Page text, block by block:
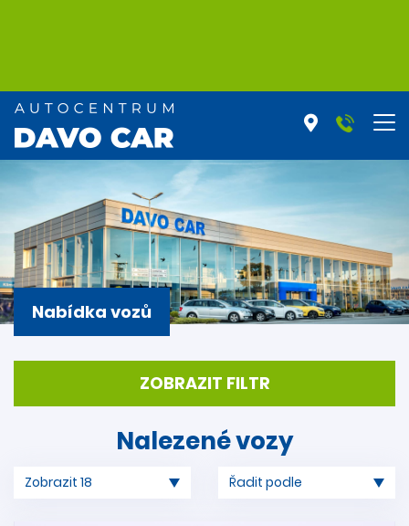
Nabídka vozů
ZOBRAZIT FILTR
Nalezené vozy